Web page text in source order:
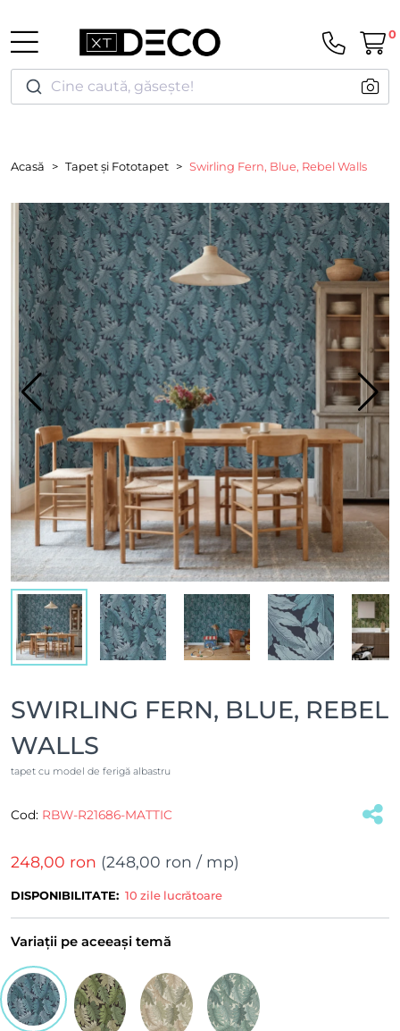
Cine caută, găsește!
0
Acasă Tapet și Fototapet Swirling Fern, Blue, Rebel Walls
SWIRLING FERN, BLUE, REBEL
WALLS
tapet cu model de ferigă albastru
Cod: RBW-R21686-MATTIC
248,00 ron (248,00 ron / mp)
DISPONIBILITATE: 10 zile lucrătoare
Variații pe aceeași temă